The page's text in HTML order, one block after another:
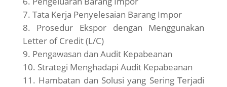
Tata Kerja Penyelesaian Barang Impor
Prosedur Ekspor dengan Menggunakan
Letter of Credit (L/C)
Pengawasan dan Audit Kepabeanan
Strategi Menghadapi Audit Kepabeanan
Hambatan dan Solusi yang Sering Terjadi